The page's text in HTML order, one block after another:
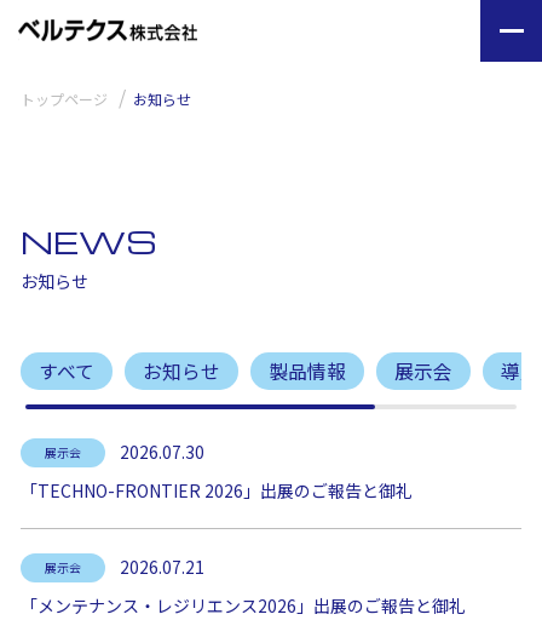
トップページ お知らせ
NEWS
お知らせ
すべて お知らせ 製品情報 展示会 導
2026.07.30
展示会
「TECHNO-FRONTIER 2026」出展のご報告と御礼
2026.07.21
展示会
「メンテナンス・レジリエンス2026」出展のご報告と御礼